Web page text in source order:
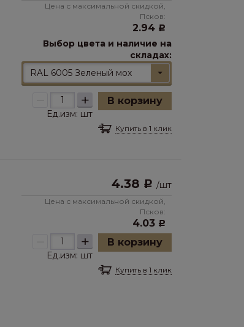
Цена с максимальной скидкой,
Псков:
2.94 Р
Выбор цвета и наличие на
складах:
RAL 6005 Зеленый мох
+
Ед.изм: шт
В корзину
Купить в 1 клик
4.38 Р /шт
Цена с максимальной скидкой,
Псков:
4.03 Р
+
Ед.изм: шт
В корзину
Купить в 1 клик